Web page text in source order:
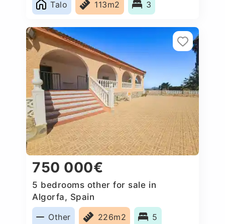
Talo 113m2 3
750 000€
5 bedrooms other for sale in
Algorfa, Spain
Other
226m2 5